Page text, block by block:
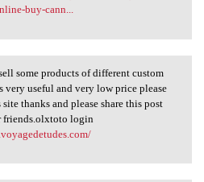
buy-cann...
some products of
some products of different custom
very useful and very low price please
thanks and please share this post
friends.olxtoto login